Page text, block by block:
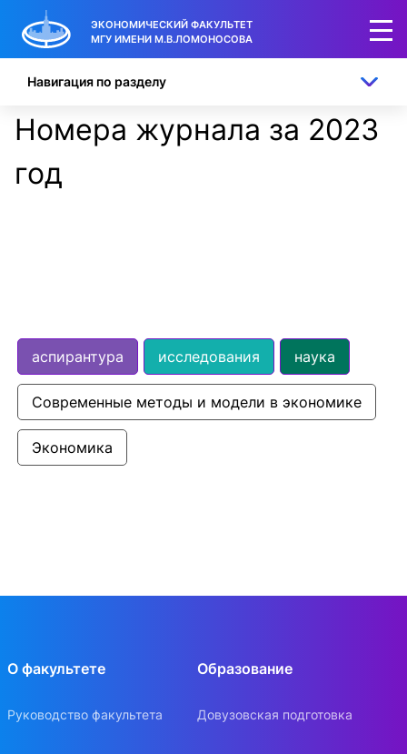
ЭКОНОМИЧЕСКИЙ ФАКУЛЬТЕТ
МГУ ИМЕНИ М.В.ЛОМОНОСОВА
Номера журнала за 2023
год
Навигация по разделу
аспирантура исследования наука
Современные методы и модели в экономике
Экономика
О факультете
Руководство факультета
Образование
Довузовская подготовка